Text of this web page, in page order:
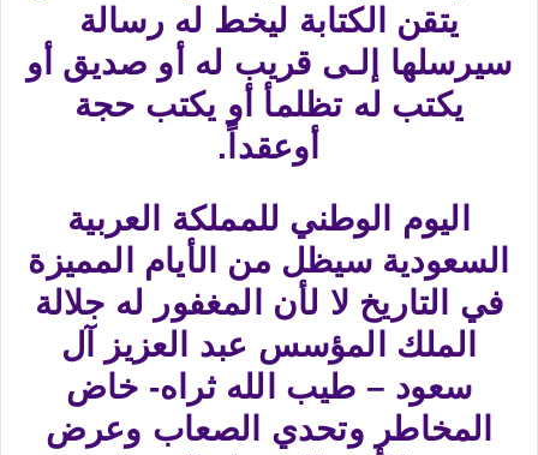
يتقن الكتابة ليخط له رسالة
سيرسلها إلـى قريب له أو صديق أو
يكتب له تظلمأ أو يكتب حجة
أوعقداً.
اليوم الوطني للمملكة العربية
السعودية سيظل من الأيام المميزة
في التاريخ لا لأن المغفور له جلالة
الملك المؤسس عبد العزيز آل
سعود – طيب الله ثراه- خاض
المخاطر وتحدي الصعاب وعرض